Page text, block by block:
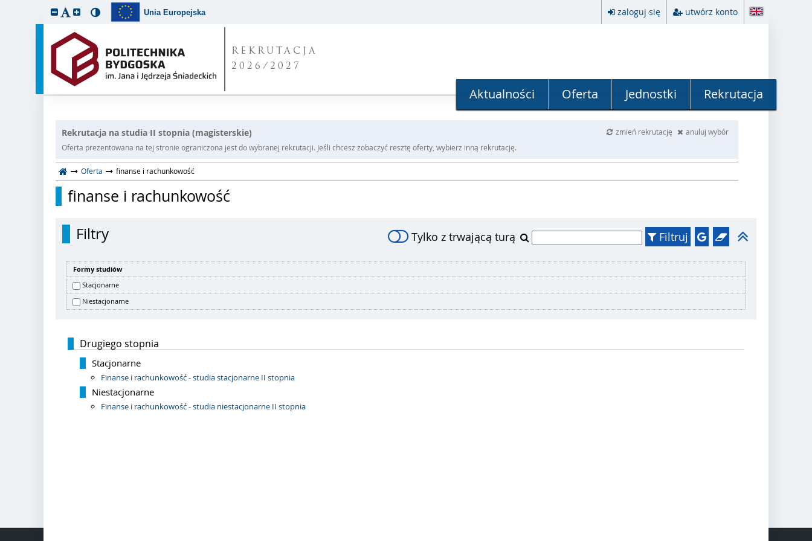
Unia Europejska zaloguj się utwórz konto
REKRUTACJA
2026/2027
Aktualności Oferta Jednostki Rekrutacja
Rekrutacja na studia II stopnia (magisterskie) zmień rekrutację
anuluj wybór
Oferta prezentowana na tej stronie ograniczona jest do wybranej rekrutacji. Jeśli chcesz zobaczyć resztę oferty, wybierz inną rekrutację.
Oferta finanse i rachunkowość
finanse i rachunkowość
Filtry Tylko z trwającą turą Filtruj
Formy studiów
Stacjonarne
Niestacjonarne
Drugiego stopnia
Stacjonarne
Finanse i rachunkowość - studia stacjonarne II stopnia
Niestacjonarne
Finanse i rachunkowość - studia niestacjonarne II stopnia